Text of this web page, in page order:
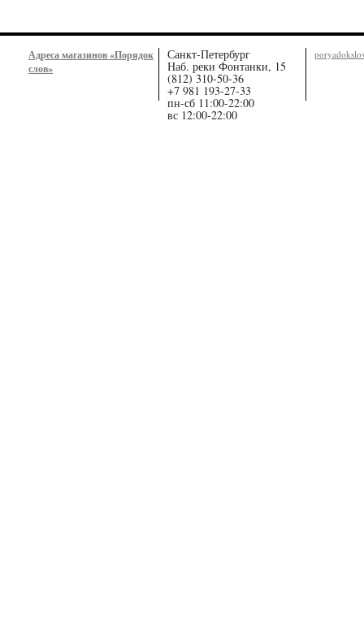
Адреса магазинов «Порядок
слов»
Санкт-Петербург
Наб. реки Фонтанки, 15
(812) 310-50-36
+7 981 193-27-33
пн-сб 11:00-22:00
вс 12:00-22:00